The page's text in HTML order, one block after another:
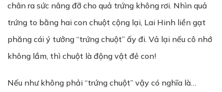
chân ra sức nâng đỡ cho quả trứng không rơi. Nhìn quả
trứng to bằng hai con chuột cộng lại, Lai Hinh liền gạt
phăng cái ý tưởng “trứng chuột” ấy đi. Vả lại nếu cô nhớ
không lầm, thì chuột là động vật đẻ con!
Nếu như không phải “trứng chuột” vậy có nghĩa là…